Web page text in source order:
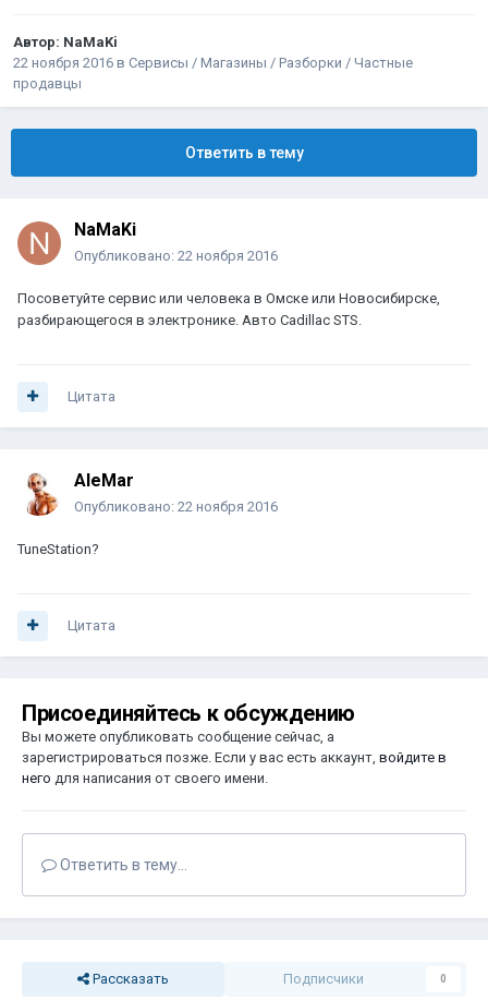
Автор: NaMaKi
22 ноября 2016 в Сервисы / Магазины / Разборки / Частные
продавцы
Ответить в тему
NaMaKi
Опубликовано: 22 ноября 2016
Посоветуйте сервис или человека в Омске или Новосибирске,
разбирающегося в электронике. Авто Cadillac STS.
Цитата
AleMar
Опубликовано: 22 ноября 2016
TuneStation?
Цитата
Присоединяйтесь к обсуждению
Вы можете опубликовать сообщение сейчас, а
зарегистрироваться позже. Если у вас есть аккаунт, войдите в
него для написания от своего имени.
Ответить в тему...
Рассказать Подписчики 0